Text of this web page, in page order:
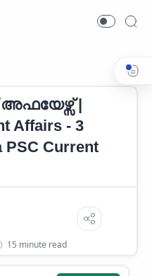
അഫയേഴ്സ് |
Affairs - 3
PSC Current
15 minute read